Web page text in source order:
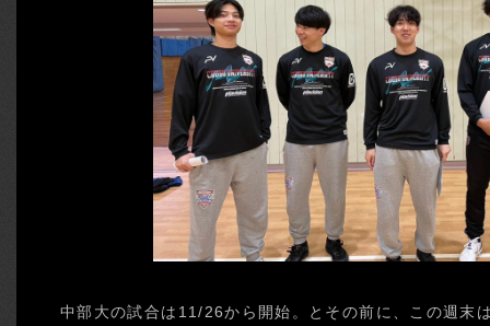
中部大の試合は11/26から開始。とその前に、この週末